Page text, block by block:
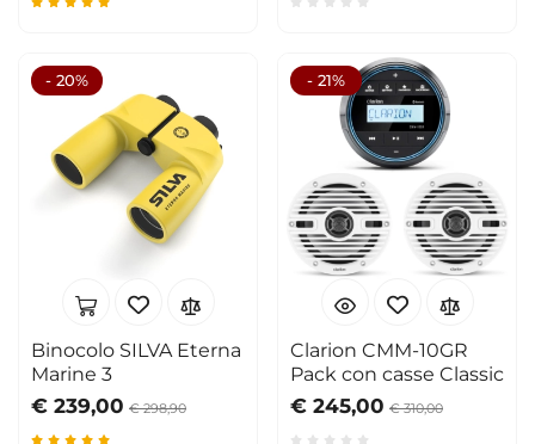
- 20%
Binocolo SILVA Eterna
Marine 3
€ 239,00 € 298,90
- 21%
Clarion CMM-10GR
Pack con casse Classic
€ 245,00 € 310,00